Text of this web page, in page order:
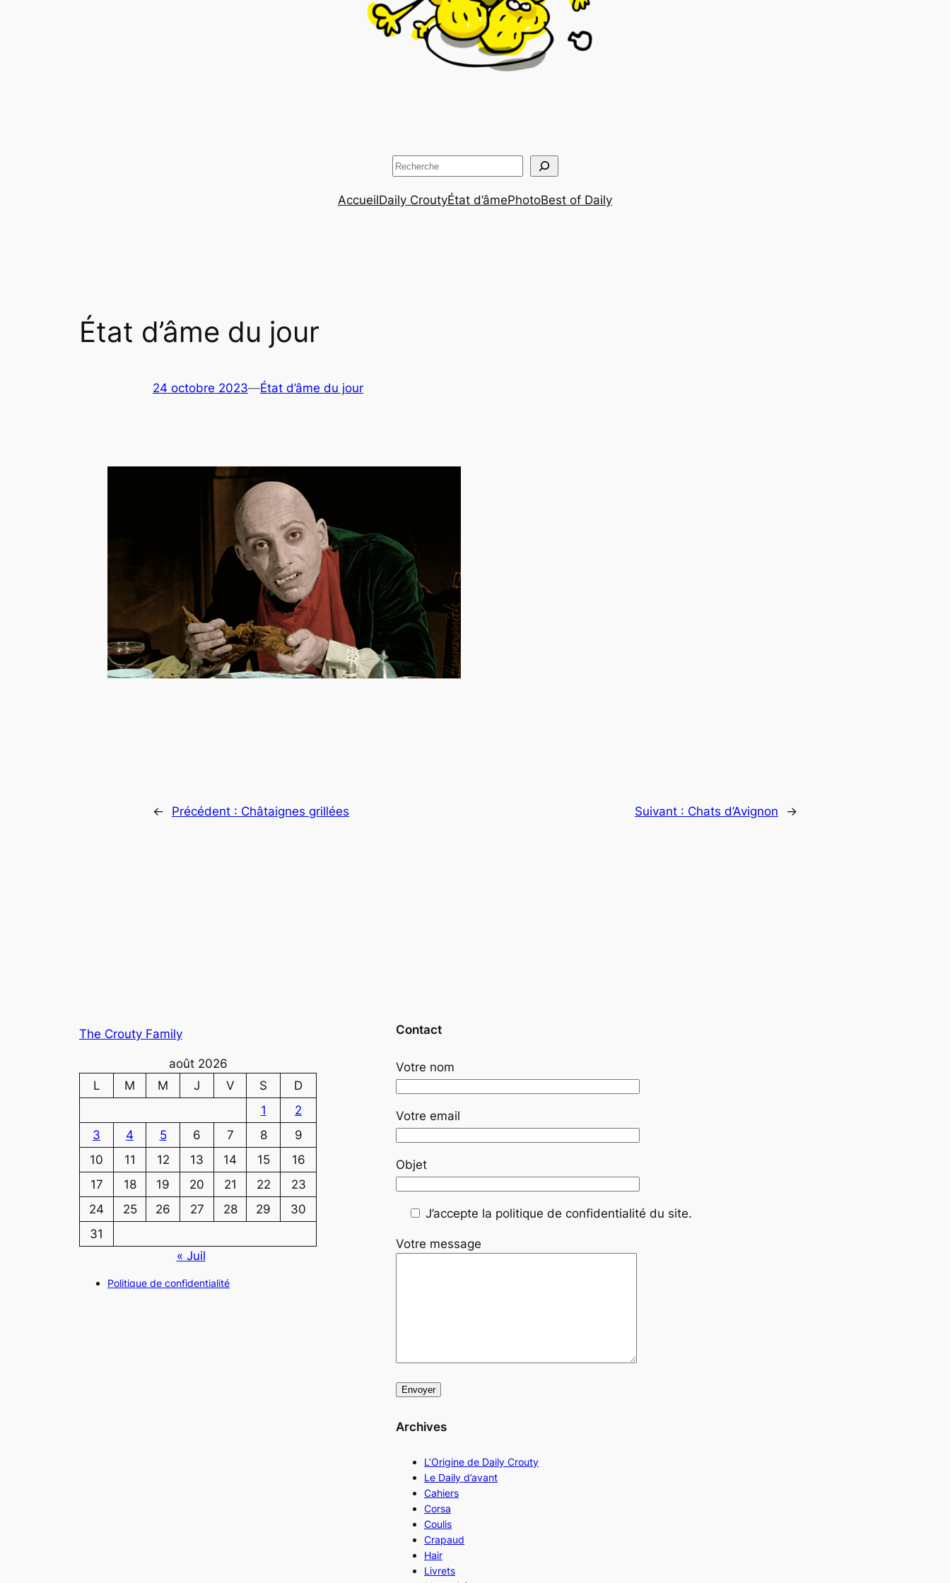
Rechercher
AccueilDaily CroutyÉtat d’âmePhotoBest of Daily
État d’âme du jour
24 octobre 2023—État d’âme du jour
← Précédent : Châtaignes grillées Suivant : Chats d’Avignon →
The Crouty Family
août 2026
L
M M J V S
D
1
2
3
4 5 6 7 8
9
10
11 12 13 14 15
16
17
18 19 20 21 22
23
24
25 26 27 28 29
30
31
« Juil
Politique de confidentialité
Contact
Votre nom
Votre email
Objet
J’accepte la politique de confidentialité du site.
Votre message
Archives
L’Origine de Daily Crouty
Le Daily d’avant
Cahiers
Corsa
Coulis
Crapaud
Hair
Livrets